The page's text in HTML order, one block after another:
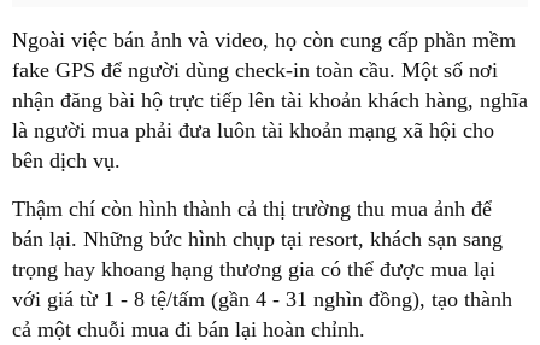
Ngoài việc bán ảnh và video, họ còn cung cấp phần mềm
fake GPS để người dùng check-in toàn cầu. Một số nơi
nhận đăng bài hộ trực tiếp lên tài khoản khách hàng, nghĩa
là người mua phải đưa luôn tài khoản mạng xã hội cho
bên dịch vụ.
Thậm chí còn hình thành cả thị trường thu mua ảnh để
bán lại. Những bức hình chụp tại resort, khách sạn sang
trọng hay khoang hạng thương gia có thể được mua lại
với giá từ 1 - 8 tệ/tấm (gần 4 - 31 nghìn đồng), tạo thành
cả một chuỗi mua đi bán lại hoàn chỉnh.